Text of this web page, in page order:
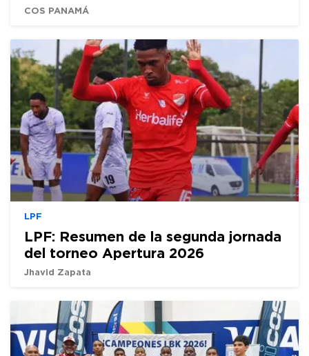
COS PANAMÁ
LPF
LPF: Resumen de la segunda jornada
del torneo Apertura 2026
Jhavid Zapata